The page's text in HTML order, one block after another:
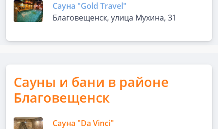
Сауна "Gold Travel"
Благовещенск, улица Мухина, 31
Сауны и бани в районе
Благовещенск
Сауна "Da Vinci"